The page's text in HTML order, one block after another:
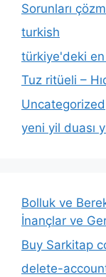
Sorunları
turkish
türkiye'deki
Tuz ritüeli –
Uncategorized
yeni yil duası
Bolluk ve
İnançlar ve
Buy Sarkitap
delete-